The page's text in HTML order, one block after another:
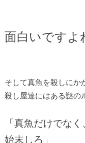
面白いですよ
そして真魚を殺しにか
殺し屋達にはある謎の
「真魚だけでな
始末しろ」